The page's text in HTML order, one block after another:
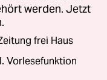
werden. Jetzt
frei Haus
Vorlesefunktion